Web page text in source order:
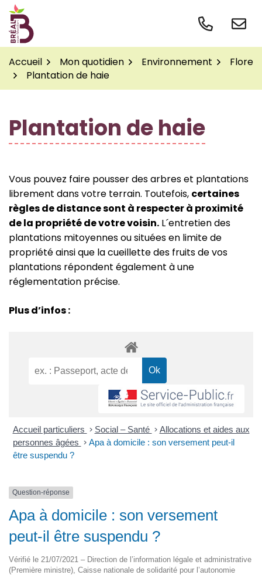
Gestion des traceurs
Aller
contenu
Accueil
Mon quotidien Environnement
Flore
Plantation de haie
Plantation de haie
Vous pouvez faire pousser des arbres et plantations
librement dans votre terrain. Toutefois, certaines
règles de distance sont à respecter à proximité
de la propriété de votre voisin. L´entretien des
plantations mitoyennes ou situées en limite de
propriété ainsi que la cueillette des fruits de vos
plantations répondent également à une
réglementation précise.
Plus d’infos :
Accueil particuliers > Social – Santé > Allocations et aides aux
personnes âgées > Apa à domicile : son versement peut-il
être suspendu ?
Question-réponse
Apa à domicile : son versement
peut-il être suspendu ?
Vérifié le 21/07/2021 – Direction de l’information légale et administrative
(Première ministre), Caisse nationale de solidarité pour l’autonomie